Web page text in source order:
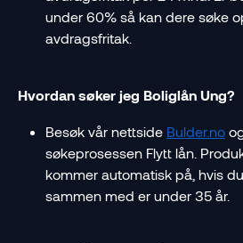
under 60% så kan dere søke
avdragsfritak.
Hvordan søker jeg Boliglån Ung?
Besøk vår nettside Bulder.no
søkeprosessen Flytt lån.
kommer automatisk på, hvis
sammen med er under 35 år.